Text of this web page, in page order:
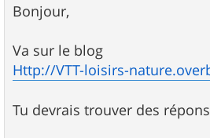
s
s
g
e
Bonjour,
Va sur le blog
Http://VTT-loisirs-
Tu devrais trouver des